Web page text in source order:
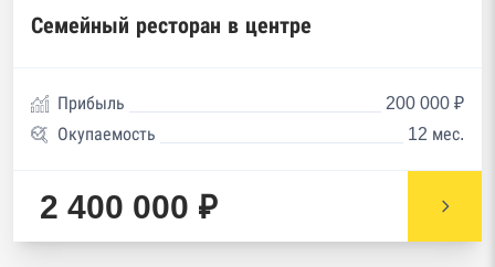
Семейный ресторан в центре
Прибыль
200 000 ₽
Окупаемость
12 мес.
2 400 000 ₽